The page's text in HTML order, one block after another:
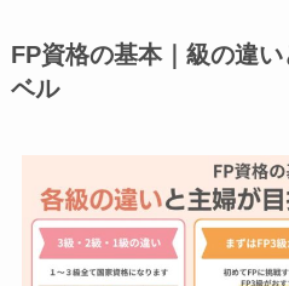
FP資格の基本｜級の違
ベル